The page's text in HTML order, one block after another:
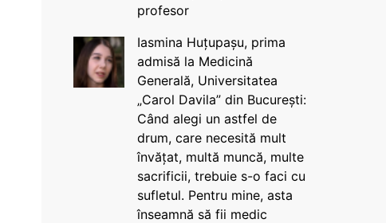
profesor
Iasmina Huțupașu, prima
admisă la Medicină
Generală, Universitatea
„Carol Davila” din București:
Când alegi un astfel de
drum, care necesită mult
învățat, multă muncă, multe
sacrificii, trebuie s-o faci cu
sufletul. Pentru mine, asta
înseamnă să fii medic